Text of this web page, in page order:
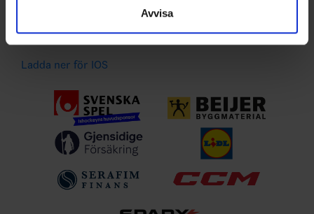
Avvisa
Ladda ner för Android
Ladda ner för IOS